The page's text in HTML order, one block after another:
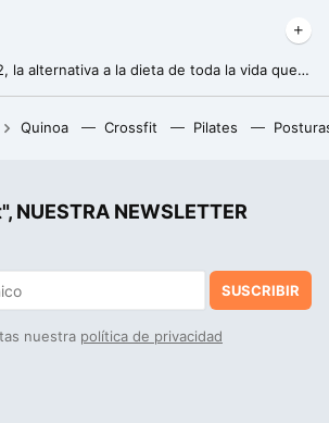
Dieta proteica 5/2, la alternativa a la dieta de toda la vida que buscabas para perder grasa de una vez
Quinoa Crossfit Pilates
NUESTRA NEWSLETTER
SUSCRIBIR
nuestra política de privacidad